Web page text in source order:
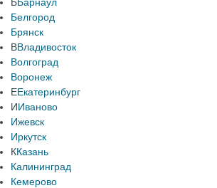
Белгород
Брянск
ВВладивосток
Волгоград
Воронеж
ЕЕкатеринбург
ИИваново
Ижевск
Иркутск
ККазань
Калининград
Кемерово